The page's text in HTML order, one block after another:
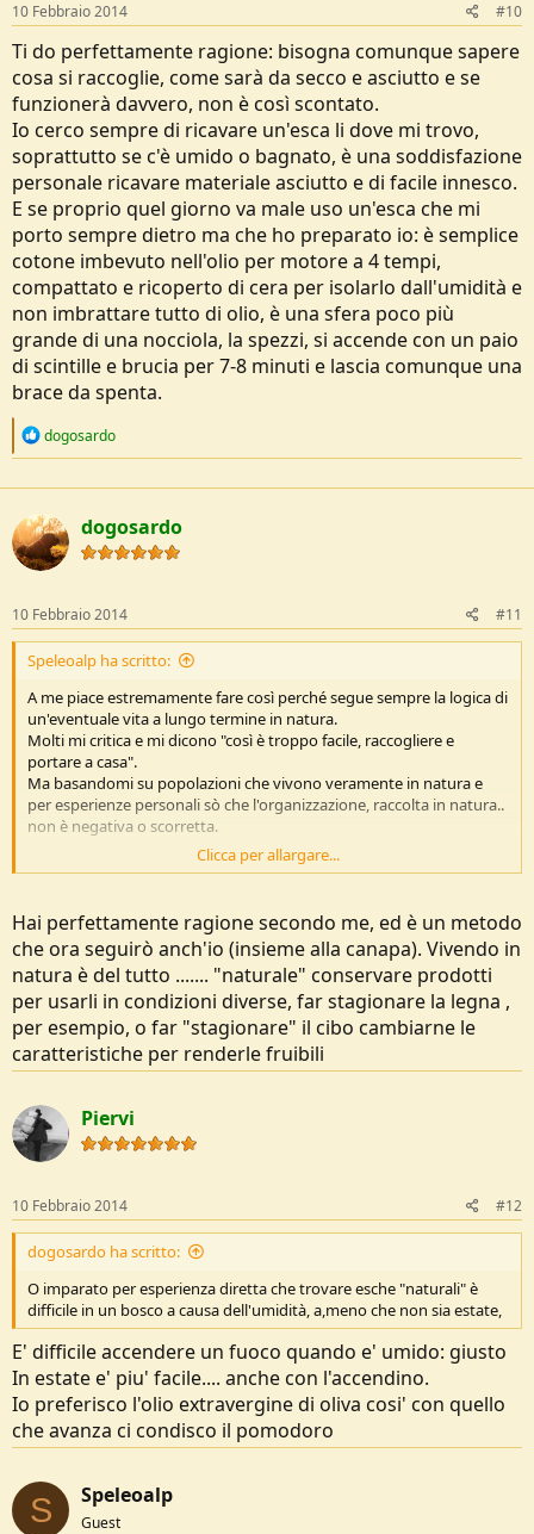
10 Febbraio 2014 #10
Ti do perfettamente ragione: bisogna comunque sapere
cosa si raccoglie, come sarà da secco e asciutto e se
funzionerà davvero, non è così scontato.
Io cerco sempre di ricavare un'esca li dove mi trovo,
soprattutto se c'è umido o bagnato, è una soddisfazione
personale ricavare materiale asciutto e di facile innesco.
E se proprio quel giorno va male uso un'esca che mi
porto sempre dietro ma che ho preparato io: è semplice
cotone imbevuto nell'olio per motore a 4 tempi,
compattato e ricoperto di cera per isolarlo dall'umidità e
non imbrattare tutto di olio, è una sfera poco più
grande di una nocciola, la spezzi, si accende con un paio
di scintille e brucia per 7-8 minuti e lascia comunque una
brace da spenta.
R
c
i
o
n
dogosardo
dogosardo
10 Febbraio 2014 #11
Speleoalp ha scritto:
A me piace estremamente fare così perché segue sempre la logica di
un'eventuale vita a lungo termine in natura.
Molti mi critica e mi dicono "così è troppo facile, raccogliere e
portare a casa".
Ma basandomi su popolazioni che vivono veramente in natura e
per esperienze personali sò che l'organizzazione, raccolta in natura..
non è negativa o scorretta.
Per quello che sono motivatissimo e soddisfatto di questi metodi.
Clicca per allargare...
Hai perfettamente ragione secondo me, ed è un metodo
che ora seguirò anch'io (insieme alla canapa). Vivendo in
natura è del tutto ....... "naturale" conservare prodotti
per usarli in condizioni diverse, far stagionare la legna ,
per esempio, o far "stagionare" il cibo cambiarne le
caratteristiche per renderle fruibili
Piervi
10 Febbraio 2014 #12
dogosardo ha scritto:
O imparato per esperienza diretta che trovare esche "naturali" è
difficile in un bosco a causa dell'umidità, a,meno che non sia estate,
E' difficile accendere un fuoco quando e' umido: giusto
In estate e' piu' facile.... anche con l'accendino.
Io preferisco l'olio extravergine di oliva cosi' con quello
che avanza ci condisco il pomodoro
S Speleoalp
Guest